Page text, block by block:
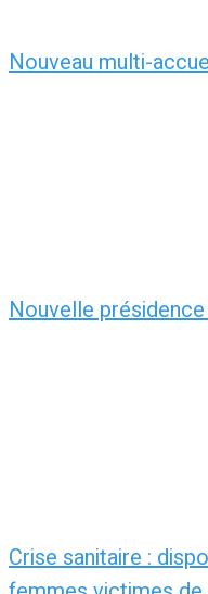
Nouveau multi-
Nouvelle présidence
Crise sanitaire :